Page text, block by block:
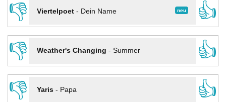
👎
neu
Viertelpoet- Dein Name
👍
👎
Weather's Changing - Summer
👍
👎
Yaris- Papa 👍